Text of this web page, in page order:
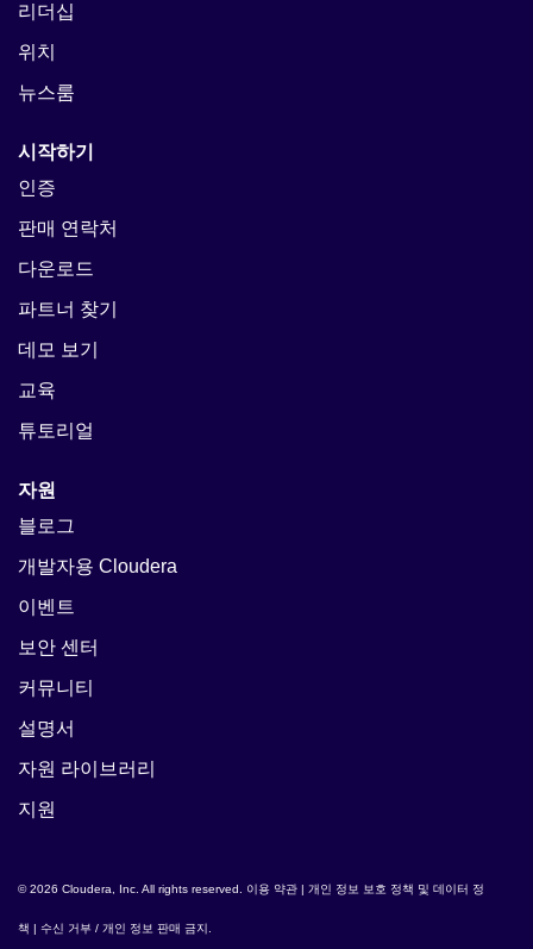
리더십
위치
뉴스룸
시작하기
인증
판매 연락처
다운로드
파트너 찾기
데모 보기
교육
튜토리얼
자원
블로그
개발자용 Cloudera
이벤트
보안 센터
커뮤니티
설명서
자원 라이브러리
지원
© 2026 Cloudera, Inc. All rights reserved. 이용 약관 | 개인 정보 보호 정책 및 데이터 정
책 | 수신 거부 / 개인 정보 판매 금지